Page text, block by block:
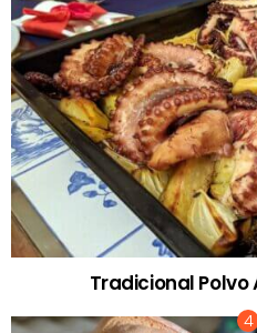
Tradicional Polvo